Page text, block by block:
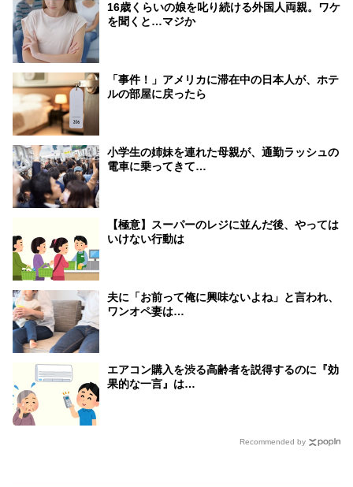
16歳くらいの娘を叱り続ける外国人両親。ワケ
を聞くと…マジか
「事件！」アメリカに滞在中の日本人が、ホテ
ルの部屋に戻ったら
小学生の姉妹を連れた母親が、通勤ラッシュの
電車に乗ってきて…
【極意】スーパーのレジに並んだ後、やっては
いけない行動は
夫に「お前って俺に興味ないよね」と言われ、
ワンオペ妻は…
エアコン購入を渋る高齢者を説得するのに『効
果的な一言』は…
Recommended by